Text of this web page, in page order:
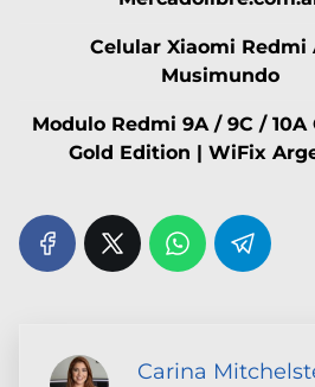
Celular Xiaomi Redmi
Musimundo
Modulo Redmi 9A / 9C / 10A
Gold Edition | WiFix
Carina